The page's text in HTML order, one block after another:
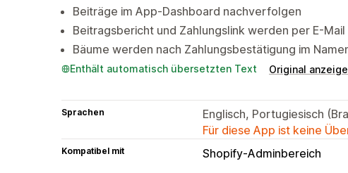
Beiträge im App-Dashboard nachverfolgen
Beitragsbericht und Zahlungslink werden per E-
Bäume werden nach Zahlungsbestätigung im
Enthält automatisch übersetzten Text Original
Sprachen
Englisch, Portugiesisch
Für diese App ist keine
Kompatibel mit Shopify-Adminbereich